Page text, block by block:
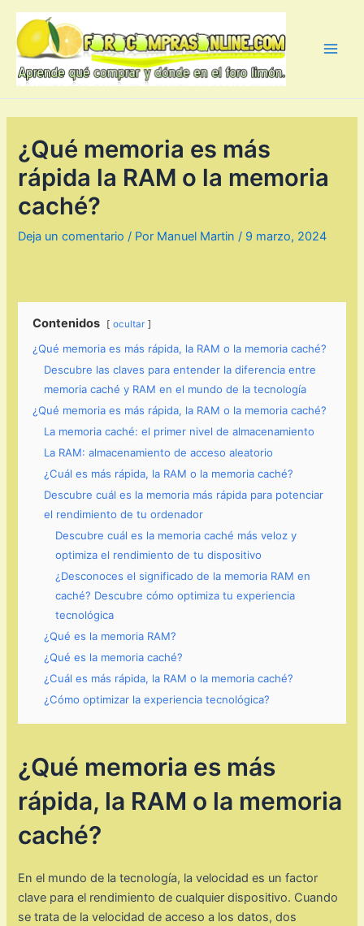
contenido
¿Qué memoria es más
rápida la RAM o la memoria
caché?
Deja un comentario / Por Manuel Martin / 9 marzo, 2024
Contenidos ocultar
¿Qué memoria es más rápida, la RAM o la memoria caché?
Descubre las claves para entender la diferencia entre
memoria caché y RAM en el mundo de la tecnología
¿Qué memoria es más rápida, la RAM o la memoria caché?
La memoria caché: el primer nivel de almacenamiento
La RAM: almacenamiento de acceso aleatorio
¿Cuál es más rápida, la RAM o la memoria caché?
Descubre cuál es la memoria más rápida para potenciar
el rendimiento de tu ordenador
Descubre cuál es la memoria caché más veloz y
optimiza el rendimiento de tu dispositivo
¿Desconoces el significado de la memoria RAM en
caché? Descubre cómo optimiza tu experiencia
tecnológica
¿Qué es la memoria RAM?
¿Qué es la memoria caché?
¿Cuál es más rápida, la RAM o la memoria caché?
¿Cómo optimizar la experiencia tecnológica?
¿Qué memoria es más
rápida, la RAM o la memoria
caché?
En el mundo de la tecnología, la velocidad es un factor
clave para el rendimiento de cualquier dispositivo. Cuando
se trata de la velocidad de acceso a los datos, dos